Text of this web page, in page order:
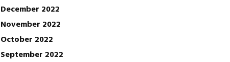
December 2022
November 2022
October 2022
September 2022